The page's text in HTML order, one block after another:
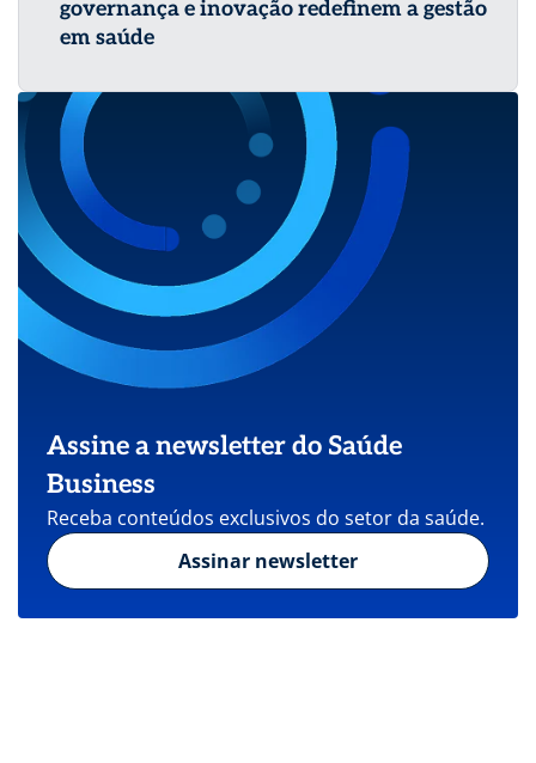
governança e inovação redefinem a gestão
em saúde
Assine a newsletter do Saúde
Business
Receba conteúdos exclusivos do setor da saúde.
Assinar newsletter